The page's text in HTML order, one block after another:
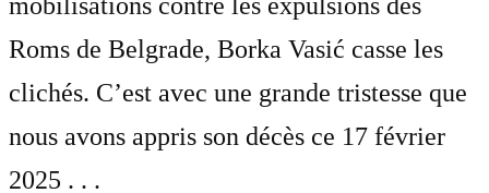
mobilisations contre les expulsions des
Roms de Belgrade, Borka Vasić casse les
clichés. C’est avec une grande tristesse que
nous avons appris son décès ce 17 février
2025 . . .